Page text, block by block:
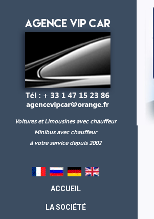
Voitures et Limousines avec chauffeur
Minibus avec chauffeur
à votre service depuis 2002
ACCUEIL
LA SOCIÉTÉ